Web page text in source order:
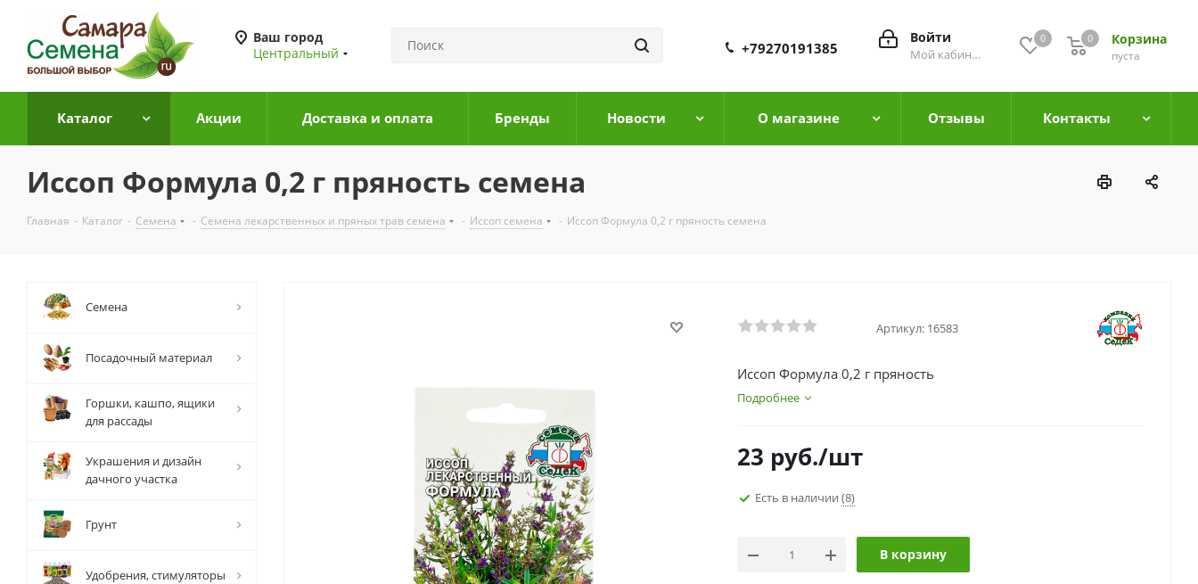
Ваш город
Центральный
0 Корзина
0
пуста
0
Войти
Мой кабинет
+79270191385
Каталог Акции Доставка и оплата Бренды Новости О магазине Отзывы Контакты
Иссоп Формула 0,2 г пряность семена
Главная - Каталог - Семена - Семена лекарственных и пряных трав семена - Иссоп семена - Иссоп Формула 0,2 г пряность семена
Артикул: 16583
Иссоп Формула 0,2 г пряность
Подробнее
23 руб./шт
Есть в наличии (8)
В корзину
Семена
Посадочный материал
Горшки, кашпо, ящики
для рассады
Украшения и дизайн
дачного участка
Грунт
Удобрения, стимуляторы